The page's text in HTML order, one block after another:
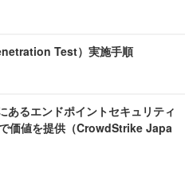
Test）実施手順
あるエンドポイントセキュリティ
価値を提供（CrowdStrike Japa